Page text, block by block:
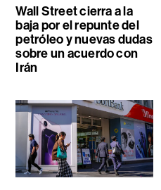
Wall Street cierra a la
baja por el repunte del
petróleo y nuevas dudas
sobre un acuerdo con
Irán